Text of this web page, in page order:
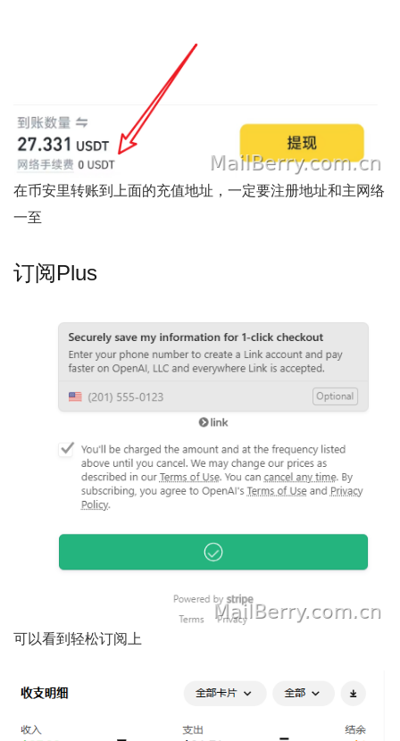
在币安里转账到上面的充值地址，一定要注册地址和主网络
一至
订阅Plus
可以看到轻松订阅上